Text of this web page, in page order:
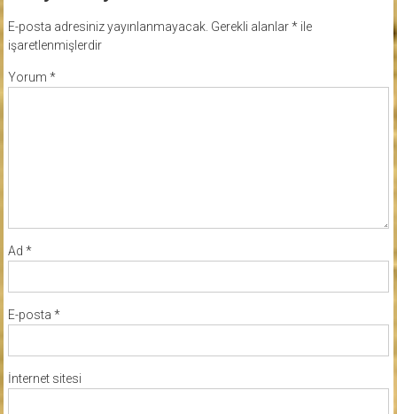
E-posta adresiniz yayınlanmayacak. Gerekli alanlar*ile
işaretlenmişlerdir
Yorum *
Ad *
E-posta *
İnternet sitesi